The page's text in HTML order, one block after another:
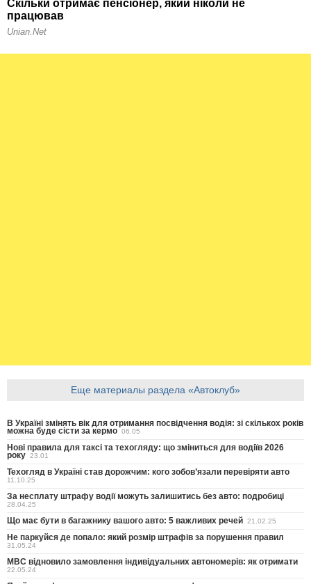
Еще материалы раздела «Автоклуб»
В Україні змінять вік для отримання посвідчення водія: зі скількох років
можна буде сісти за кермо 06.05
Нові правила для таксі та техогляду: що зміниться для водіїв 2026
року 23.01
Техогляд в Україні став дорожчим: кого зобов’язали перевіряти авто
11.10.25
За несплату штрафу водії можуть залишитись без авто: подробиці
28.04.25
Що має бути в багажнику вашого авто: 5 важливих речей 21.02.25
Не паркуйся де попало: який розмір штрафів за порушення правил
31.05.24
МВС відновило замовлення індивідуальних автономерів: як отримати
22.05.24